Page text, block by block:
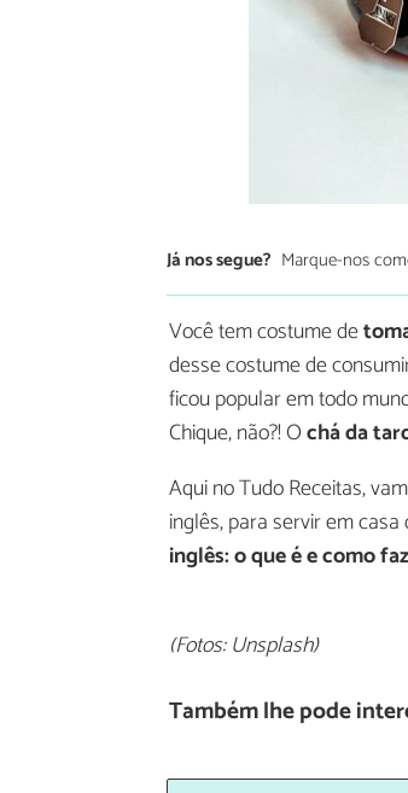
Já nos segue? Marque-nos
Você tem costume de
desse costume de
ficou popular em todo
Chique, não?! Ochá da
Aqui no Tudo Receitas,
inglês, para servir em
inglês: o que é e como
(Fotos: Unsplash)
Também lhe pode